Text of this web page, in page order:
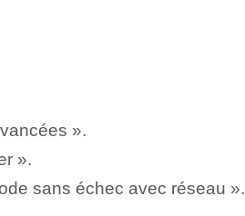
».
».
sans échec avec réseau ».